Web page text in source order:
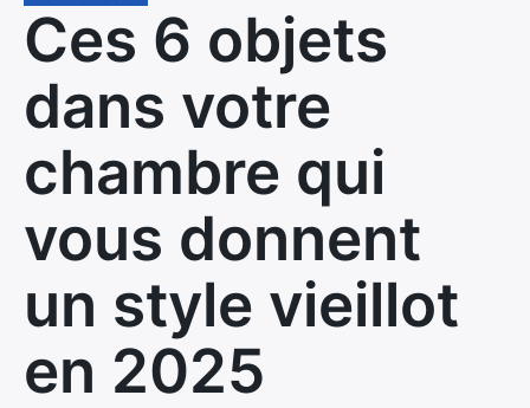
Ces 6 objets
dans votre
chambre qui
vous donnent
un style vieillot
en 2025